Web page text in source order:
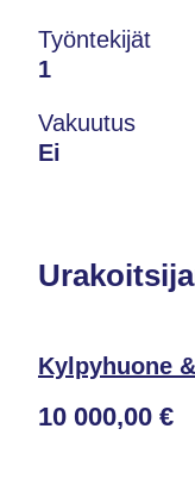
Työntekijät
1
Vakuutus
Ei
Kylpyhuone
10 000,00 €